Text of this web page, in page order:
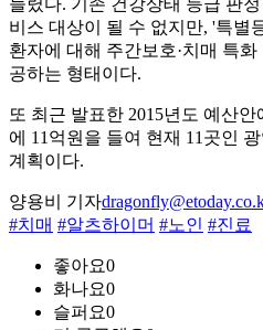
늘렸다. 기존 건강상태 등급 판
비스 대상이 될 수 없지만, '특별
환자에 대해 주간보호·치매 특
공하는 형태이다.
또 최근 발표한 2015년도 예산
에 11억원을 들여 현재 11곳인
계획이다.
양용비 기자
#치매 #알츠하이머 #노인 #진료
좋아요0
화나요0
슬퍼요0